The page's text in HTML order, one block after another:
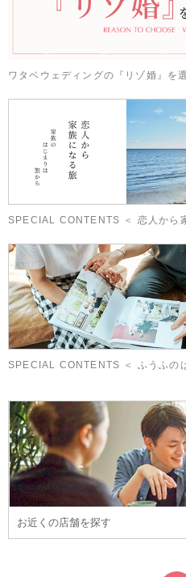
ワタベウェディングの『リゾ婚』を
SPECIAL CONTENTS ＜ 恋人から
SPECIAL CONTENTS ＜ ふうふの
お近くの店舗を探す